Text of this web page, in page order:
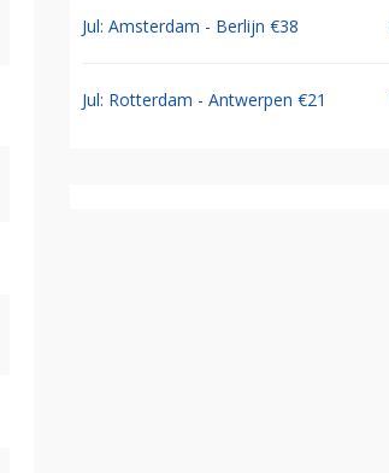
Jul: Amsterdam - Berlijn €38
Jul: Rotterdam - Antwerpen €21